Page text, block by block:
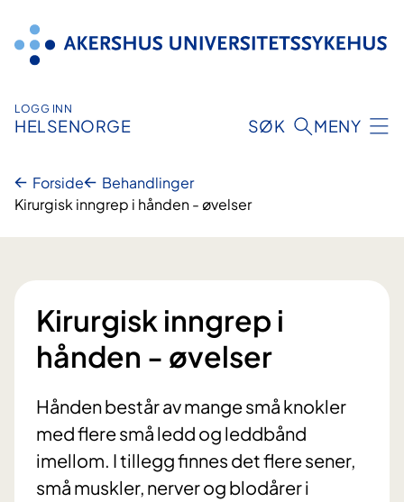
innhold
LOGG INN
HELSENORGE SØK MENY
Forside
Behandlinger
Kirurgisk inngrep i hånden - øvelser
Kirurgisk inngrep i
hånden - øvelser
Hånden består av mange små knokler
med flere små ledd og leddbånd
imellom. I tillegg finnes det flere sener,
små muskler, nerver og blodårer i